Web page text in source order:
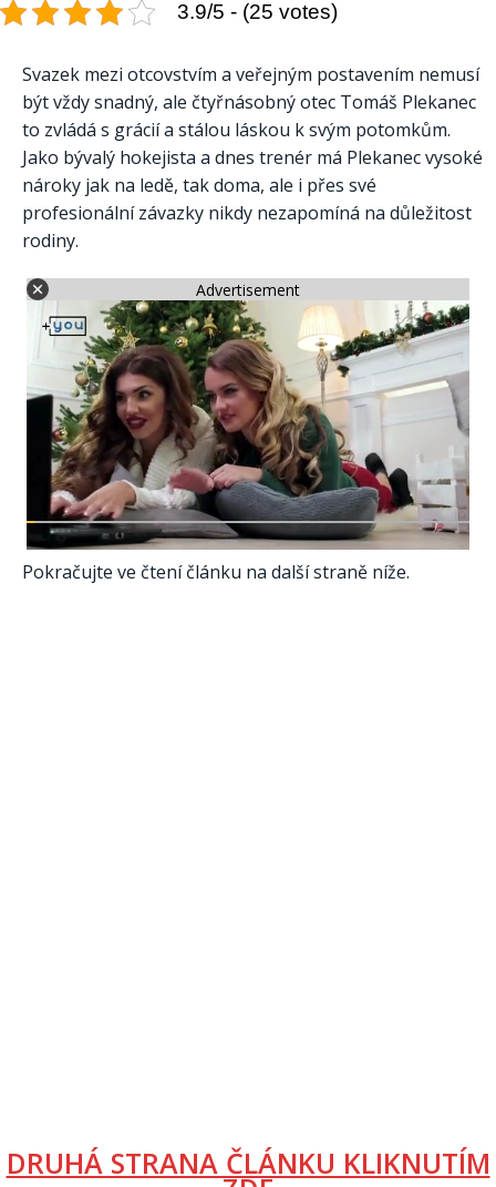
3.9/5 - (25 votes)
Svazek mezi otcovstvím a veřejným postavením nemusí
být vždy snadný, ale čtyřnásobný otec Tomáš Plekanec
to zvládá s grácií a stálou láskou k svým potomkům.
Jako bývalý hokejista a dnes trenér má Plekanec vysoké
nároky jak na ledě, tak doma, ale i přes své
profesionální závazky nikdy nezapomíná na důležitost
rodiny.
Advertisement
Pokračujte ve čtení článku na další straně níže.
DRUHÁ STRANA ČLÁNKU KLIKNUTÍM